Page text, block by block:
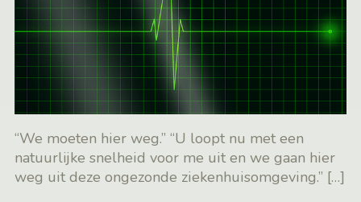
“We moeten hier weg.” “U loopt nu met een
natuurlijke snelheid voor me uit en we gaan hier
weg uit deze ongezonde ziekenhuisomgeving.” […]